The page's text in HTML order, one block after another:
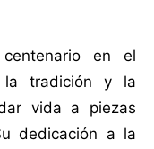
en el
la tradición y la
vida a piezas
dedicación a la